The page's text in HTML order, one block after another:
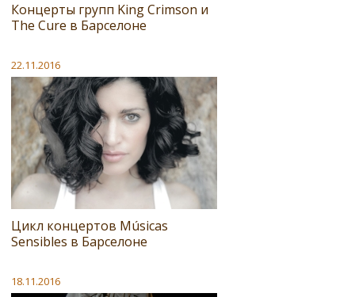
Концерты групп King Crimson и
The Cure в Барселоне
22.11.2016
Цикл концертов Músicas
Sensibles в Барселоне
18.11.2016